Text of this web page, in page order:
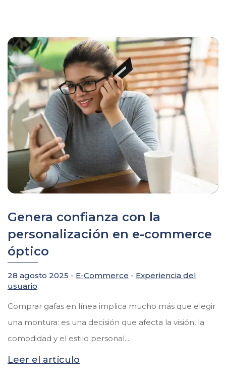
Genera confianza con la
personalización en e-commerce
óptico
28 agosto 2025 - E-Commerce - Experiencia del
usuario
Comprar gafas en línea implica mucho más que elegir
una montura: es una decisión que afecta la visión, la
comodidad y el estilo personal....
Leer el artículo